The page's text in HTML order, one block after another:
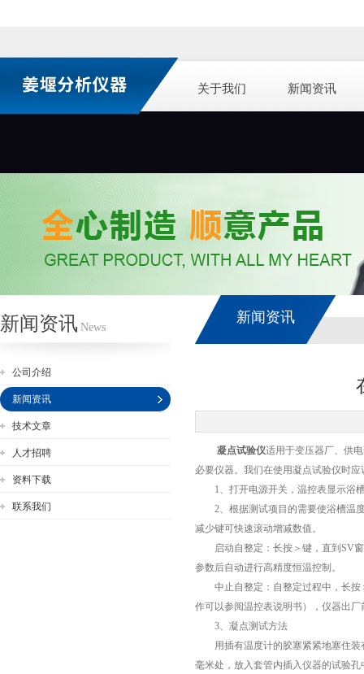
关于我们 新闻资讯
新闻资讯 News
公司介绍
新闻资讯
技术文章
人才招聘
资料下载
联系我们
新闻资讯
凝点试验仪适用于变压器厂、供
必要仪器。我们在使用凝点试验仪时应
1、打开电源开关，温控表显示浴槽
2、根据测试项目的需要使浴槽温度
减少键可快速滚动增减数值。
启动自整定：长按＞键，直到SV窗
参数后自动进行高精度恒温控制。
中止自整定：自整定过程中，长按
作可以参阅温控表说明书），仪器出
3、凝点测试方法
用插有温度计的胶塞紧紧地塞住装
毫米处，放入套管内插入仪器的试验